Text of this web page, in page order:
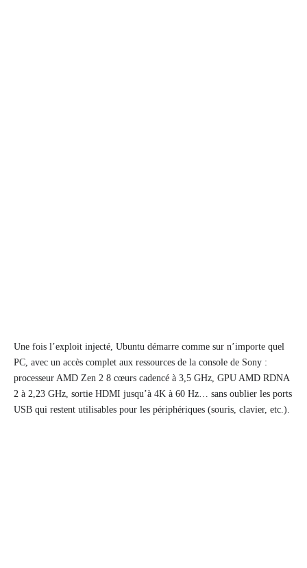
Une fois l’exploit injecté, Ubuntu démarre comme sur n’importe quel
PC, avec un accès complet aux ressources de la console de Sony :
processeur AMD Zen 2 8 cœurs cadencé à 3,5 GHz, GPU AMD RDNA
2 à 2,23 GHz, sortie HDMI jusqu’à 4K à 60 Hz… sans oublier les ports
USB qui restent utilisables pour les périphériques (souris, clavier, etc.).